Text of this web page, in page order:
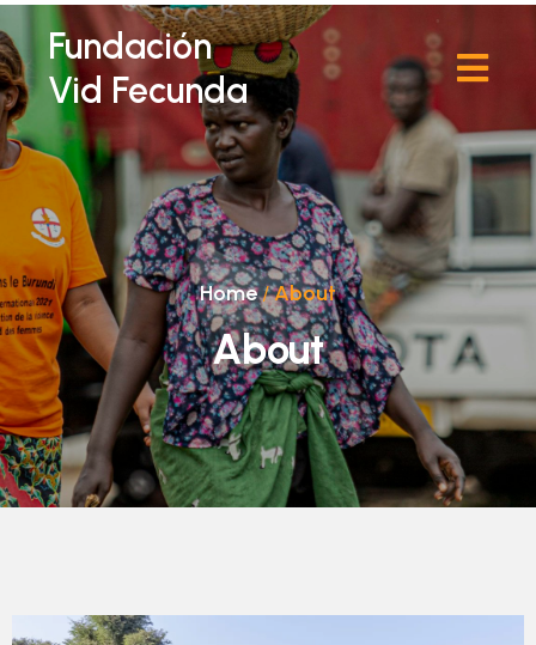
Fundación
Vid Fecunda
Home/About
About